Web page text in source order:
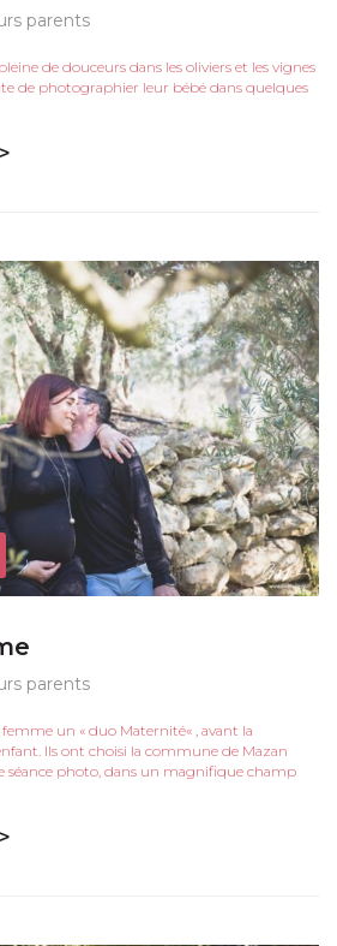
parents
de douceurs dans les oliviers et les vignes
de photographier leur bébé dans quelques
parents
femme un « duo Maternité« , avant la
Ils ont choisi la commune de Mazan
séance photo, dans un magnifique champ